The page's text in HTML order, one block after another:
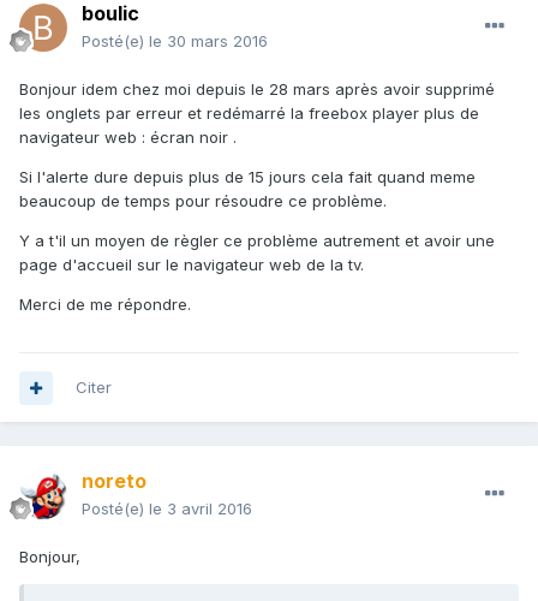
boulic
Posté(e) le 30 mars 2016
Bonjour idem chez moi depuis le 28 mars après avoir supprimé
les onglets par erreur et redémarré la freebox player plus de
navigateur web : écran noir .
Si l'alerte dure depuis plus de 15 jours cela fait quand meme
beaucoup de temps pour résoudre ce problème.
Y a t'il un moyen de règler ce problème autrement et avoir une
page d'accueil sur le navigateur web de la tv.
Merci de me répondre.
Citer
noreto
Posté(e) le 3 avril 2016
Bonjour,